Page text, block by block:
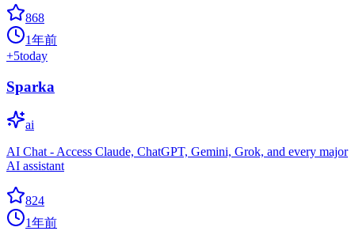
868
1年前
+5today
Sparka
ai
AI Chat - Access Claude, ChatGPT, Gemini, Grok, and every major
AI assistant
824
1年前